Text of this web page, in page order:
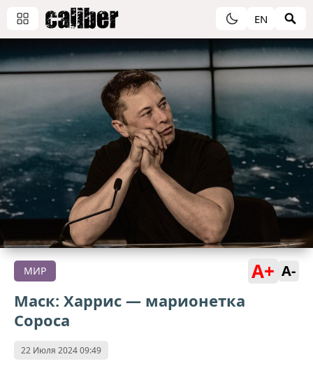
EN
МИР A+ A-
Маск: Харрис — марионетка
Сороса
22 Июля 2024 09:49